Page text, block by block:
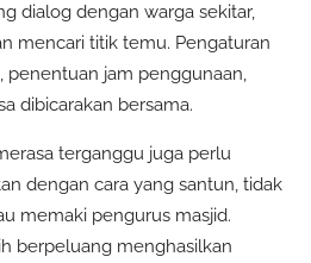
dialog dengan warga sekitar,
mencari titik temu. Pengaturan
penentuan jam penggunaan,
dibicarakan bersama.
terganggu juga perlu
dengan cara yang santun, tidak
memaki pengurus masjid.
berpeluang menghasilkan